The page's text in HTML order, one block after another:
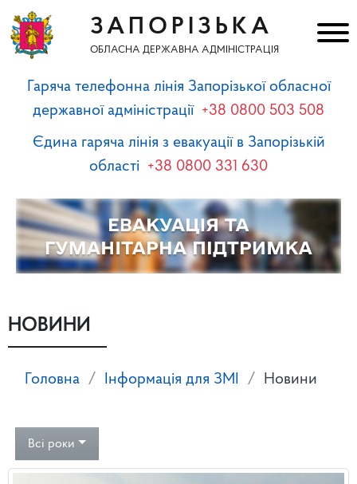
ЗАПОРІЗЬКА
ОБЛАСНА ДЕРЖАВНА АДМІНІСТРАЦІЯ
Гаряча телефонна лінія Запорізької обласної
державної адміністрації +38 0800 503 508
Єдина гаряча лінія з евакуації в Запорізькій
області +38 0800 331 630
НОВИНИ
Головна Інформація для ЗМІ Новини
Всі роки